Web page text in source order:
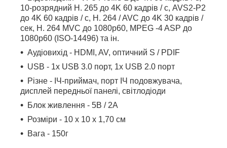
10-розрядний H. 265 до 4K 60 кадрів / с, AVS2-P2
до 4K 60 кадрів / с, H. 264 / AVC до 4K 30 кадрів /
сек, H. 264 MVC до 1080p60, MPEG -4 ASP до
1080p60 (ISO-14496) та ін.
Аудіовихід - HDMI, AV, оптичний S / PDIF
USB - 1x USB 3.0 порт, 1x USB 2.0 порт
Різне - ІЧ-приймач, порт ІЧ подовжувача,
дисплей передньої панелі, світлодіоди
Блок живлення - 5В / 2А
Розміри - 10 х 10 х 1,70 см
Вага - 150г